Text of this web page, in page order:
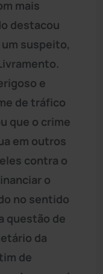
mais
destacou
suspeito,
e
de tráfico
que o crime
em outros
contra o
o
no sentido
questão de
da
de